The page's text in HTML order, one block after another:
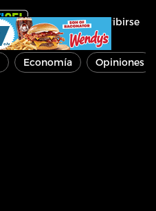
Inscribirse
Economía Opiniones